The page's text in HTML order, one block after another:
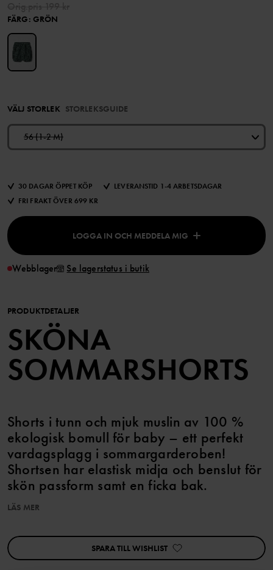
FÄRG: GRÖN
VÄLJ STORLEK STORLEKSGUIDE
56 (1-2 M)
30 DAGAR ÖPPET KÖP
LEVERANSTID 1-4 ARBETSDAGAR
FRI FRAKT ÖVER 699 KR
LOGGA IN OCH MEDDELA MIG
Webblager Se lagerstatus i butik
PRODUKTDETALJER
SKÖNA
SOMMARSHORTS
Shorts i tunn och mjuk muslin av 100 %
ekologisk bomull för baby – ett perfekt
vardagsplagg i sommargarderoben!
Shortsen har elastisk midja och benslut för
skön passform samt en ficka bak.
Produktsäkerhet:
KEEP AWAY FROM FIRE
LÄS MER
SPARA TILL WISHLIST